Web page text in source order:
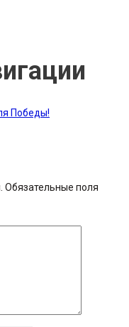
Победы!
Обязательные поля